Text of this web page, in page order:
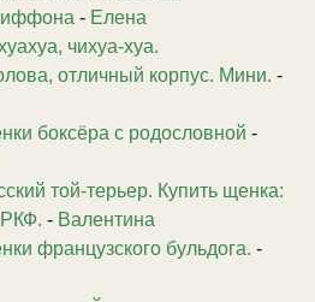
- Елена
чихуа-хуа.
отличный корпус. Мини. -
боксёра с родословной -
той-терьер. Купить щенка:
- Валентина
французского бульдога. -